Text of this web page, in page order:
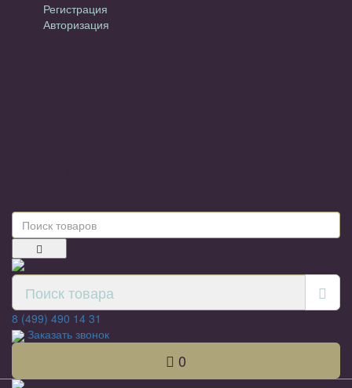
Регистрация
Авторизация
8 (499) 490 14 31
Заказать звонок
0